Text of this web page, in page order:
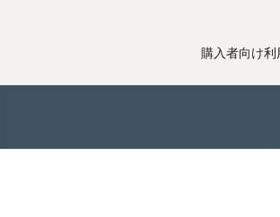
購入者向け利